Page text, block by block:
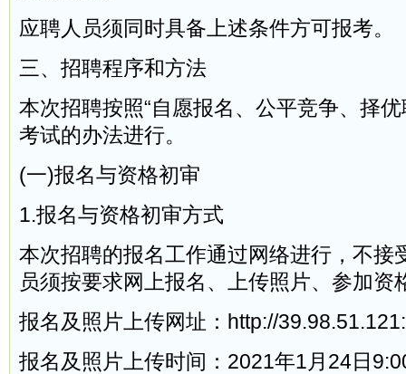
应聘人员须同时具备上述条件方可报考。
三、招聘程序和方法
本次招聘按照“自愿报名、公平竞争、择
考试的办法进行。
(一)报名与资格初审
1.报名与资格初审方式
本次招聘的报名工作通过网络进行，不接
员须按要求网上报名、上传照片、参加资
报名及照片上传网址：http://
报名及照片上传时间：2021年1月24日